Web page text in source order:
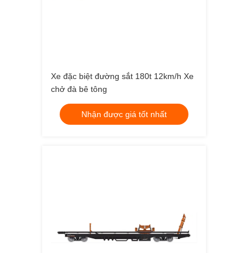
Xe đặc biệt đường sắt 180t 12km/h Xe
chở đà bê tông
Nhận được giá tốt nhất